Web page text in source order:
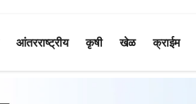
आंतरराष्ट्रीय कृषी खेळ क्राईम